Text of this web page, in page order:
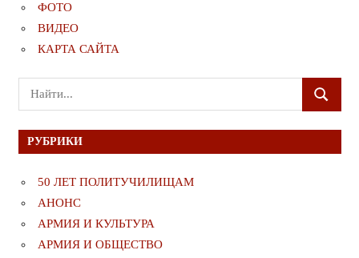
ФОТО
ВИДЕО
КАРТА САЙТА
Поиск
для:
ПОИСК
РУБРИКИ
50 ЛЕТ ПОЛИТУЧИЛИЩАМ
АНОНС
АРМИЯ И КУЛЬТУРА
АРМИЯ И ОБЩЕСТВО